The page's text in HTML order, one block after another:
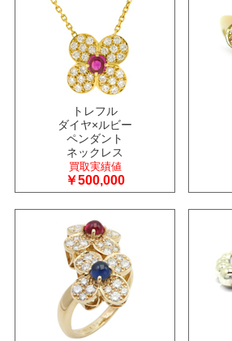
トレフル
ダイヤ×ルビー
ペンダント
ネックレス
買取実績値
￥500,000